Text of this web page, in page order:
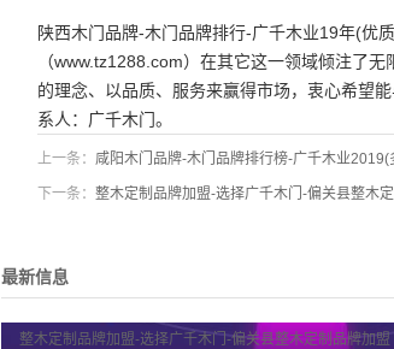
陕西木门品牌-木门品牌排行-广千木业19年(优
（www.tz1288.com）在其它这一领域倾注了
的理念、以品质、服务来赢得市场，衷心希望
系人： 广千木门。
上一条： 咸阳木门品牌-木门品牌排行榜-广千木业2019(
下一条： 整木定制品牌加盟-选择广千木门-偏关县整木
最新信息
整木定制品牌加盟-选择广千木门-偏关县整木定制品牌加盟